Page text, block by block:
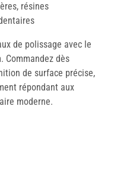
résines
de polissage avec le
Commandez dès
de surface précise,
répondant aux
moderne.